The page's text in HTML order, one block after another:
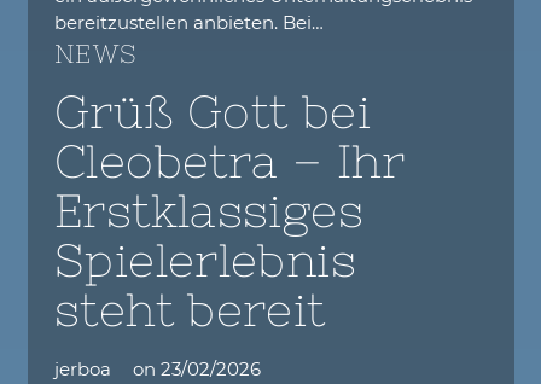
bereitzustellen anbieten. Bei…
NEWS
Grüß Gott bei
Cleobetra – Ihr
Erstklassiges
Spielerlebnis
steht bereit
jerboa on 23/02/2026